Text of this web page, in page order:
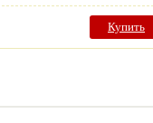
Купить